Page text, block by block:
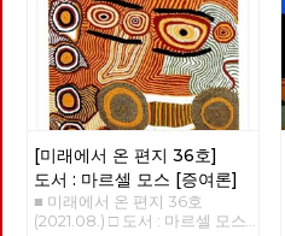
종식과 정치교체·정치혁명을 주
장하는 사회주의 정당 노동당이
2년 만에 정기당대회를 앞두고
있다. <2021 노동당 정기당대회
> ○ 2021년 9월 11일 (토) 14시 (사
전행사 13시부터) ○ n90센터 지
313) 당대회는 ‘당의 최고의결
기관’으로 ‘당원의 대표자들이
모여 가장 중요한 결정을 하는
회의’이다. 일반적이었다면 현
과도한 개발에 따른 기후위기라
고 한다. 과연 이런 접근은 올바
른 것일까? 코로나 19 바이러스
와 기후위기의 기원은 무엇일
까? 코로나 19 바이러스가 처음
퍼져나가기 시작하던 무렵부터
떠돌던 이 바이러스의 기원에 대
한 하나의 해석이 있다. 코로나
19에 따른 팬데믹이 ‘기후변화와
깊이 연결된 현상’으로, 그 원인
은 단순하게는 동물 바이러스가
인간에게 옮아온 것이나, 이보다
기 위해서 오늘 하루도 나보다
어려운 이웃들을 외면하지 않고,
어려운 사업장에 찾아가면서 연
대하는, 실천하는 노동자가 되고
싶어요”
[미래에서 온 편지 36호]
도서 : 마르셀 모스 [증여론]
■ 미래에서 온 편지 36호
(2021.08.) □ 도서 : 마르셀 모스